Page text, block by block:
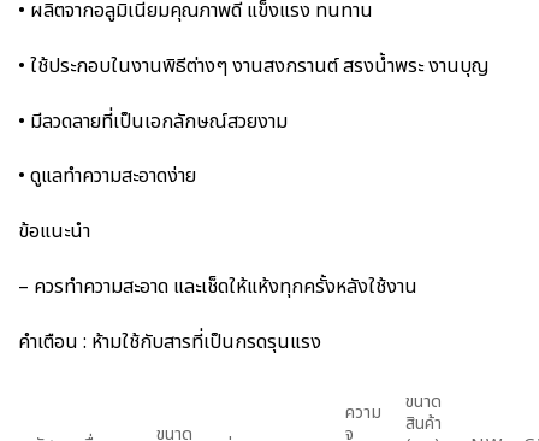
• ผลิตจากอลูมิเนียมคุณภาพดี แข็งแรง ทนทาน
• ใช้ประกอบในงานพิธีต่างๆ งานสงกรานต์ สรงน้ำพระ งานบุญ
• มีลวดลายที่เป็นเอกลักษณ์สวยงาม
• ดูแลทำความสะอาดง่าย
ข้อแนะนำ
– ควรทำความสะอาด และเช็ดให้แห้งทุกครั้งหลังใช้งาน
คำเตือน : ห้ามใช้กับสารที่เป็นกรดรุนแรง
ขนาด
ความ
จุ
ขนาด
สินค้า